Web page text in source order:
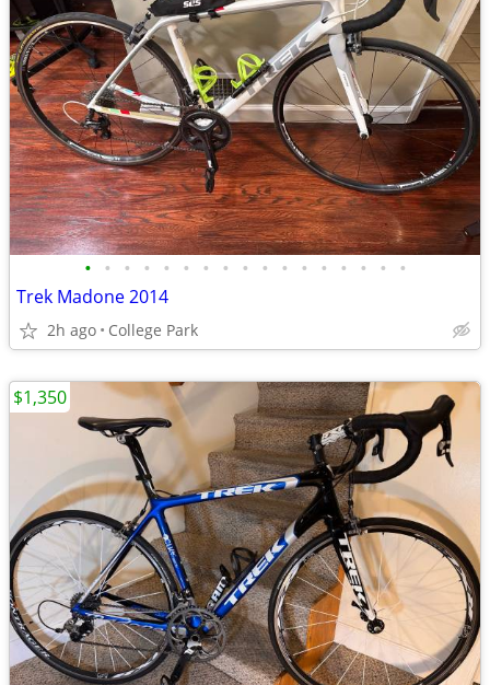
• • • • • • • • • • • • • • • • •
Trek Madone 2014
2h ago College Park
$1,350